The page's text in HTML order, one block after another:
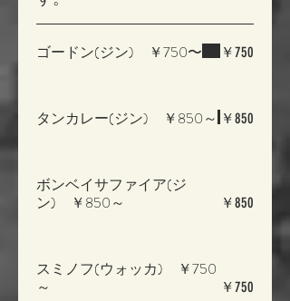
ゴードン(ジン) ￥750〜 ￥750
タンカレー(ジン) ￥850～ ￥850
ボンベイサファイア(ジ
ン) ￥850～
￥850
スミノフ(ウォッカ) ￥750
～
￥750